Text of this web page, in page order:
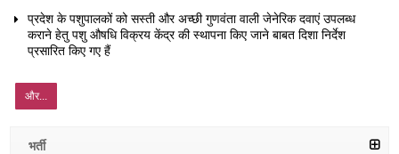
प्रदेश के पशुपालकों को सस्ती और अच्छी गुणवंता वाली जेनेरिक दवाएं उपलब्ध
कराने हेतु पशु औषधि विक्रय केंद्र की स्थापना किए जाने बाबत दिशा निर्देश
प्रसारित किए गए हैं
और...
भर्ती